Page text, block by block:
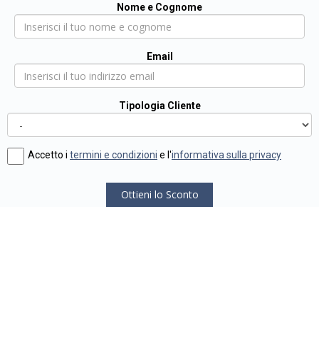
Nome e Cognome
Email
Tipologia Cliente
Accetto i termini e condizioni e l'informativa sulla privacy
Ottieni lo Sconto